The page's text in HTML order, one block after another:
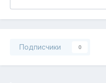
Подписчики 0